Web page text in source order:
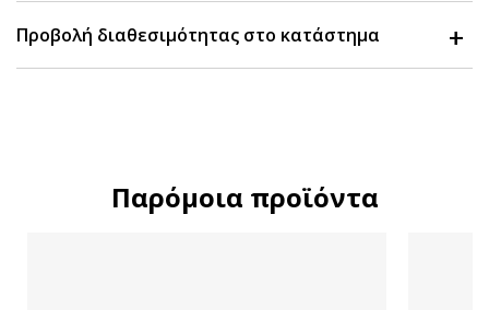
Προβολή διαθεσιμότητας στο κατάστημα
Παρόμοια προϊόντα